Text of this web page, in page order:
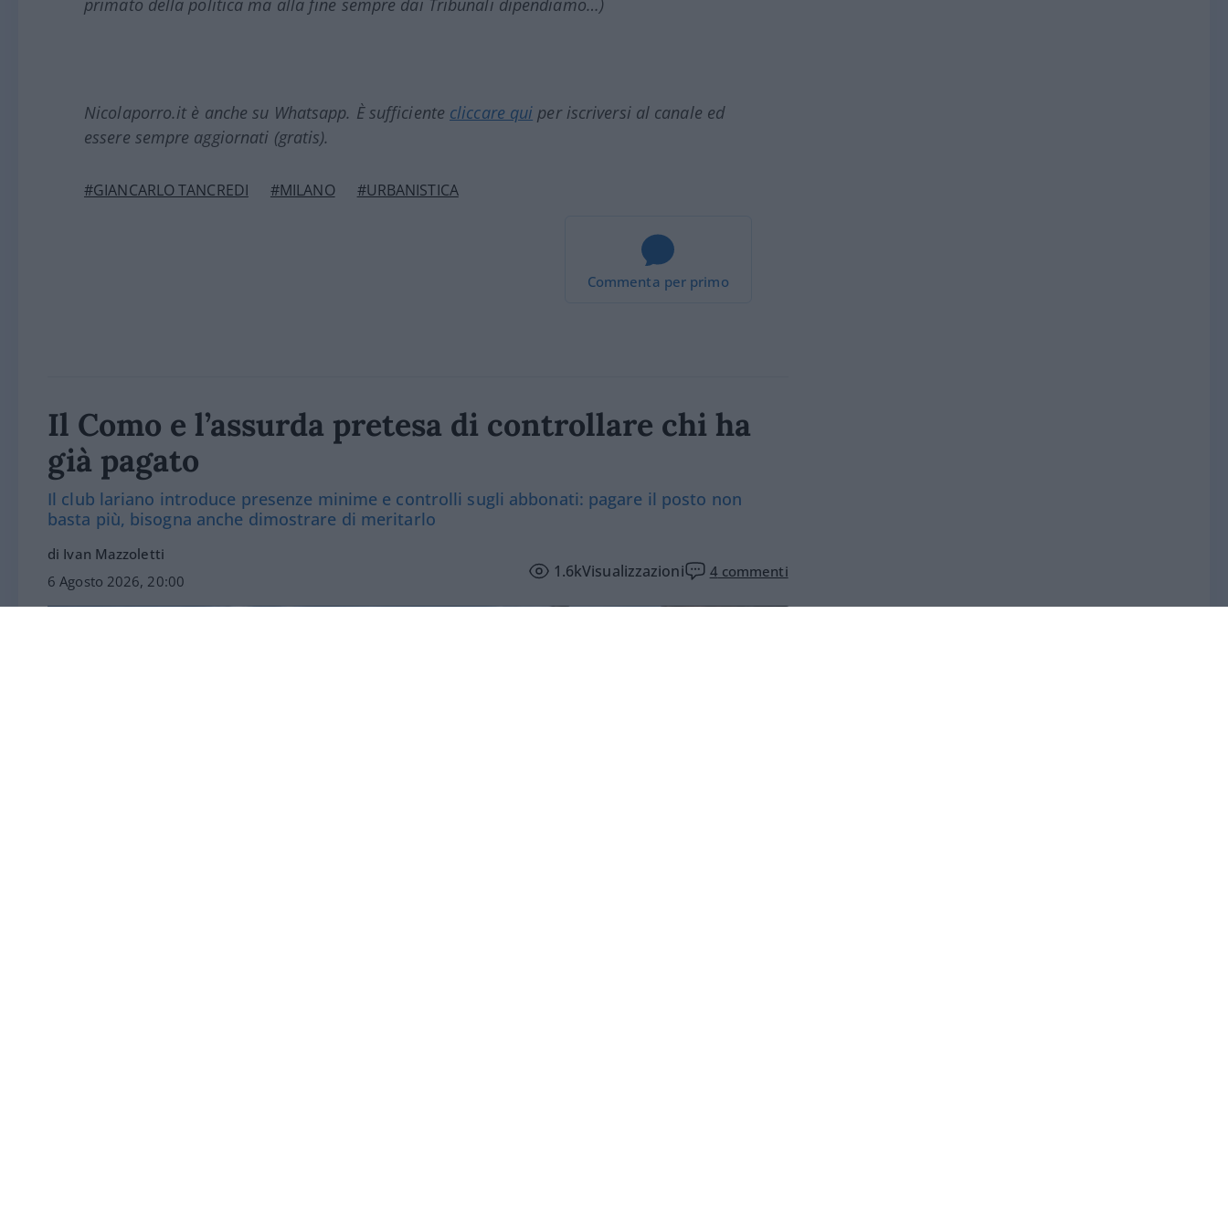
primato della politica ma alla fine sempre dai Tribunali dipendiamo…)
Nicolaporro.it è anche su Whatsapp. È sufficiente cliccare qui per iscriversi al canale ed
essere sempre aggiornati (gratis).
#GIANCARLO TANCREDI #MILANO #URBANISTICA
Commenta per primo
Il Como e l’assurda pretesa di controllare chi ha
già pagato
Il club lariano introduce presenze minime e controlli sugli abbonati: pagare il posto non
basta più, bisogna anche dimostrare di meritarlo
di Ivan Mazzoletti
6 Agosto 2026, 20:00
1.6kVisualizzazioni 4 commenti